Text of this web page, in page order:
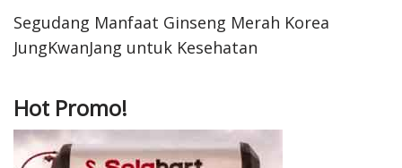
Segudang Manfaat Ginseng Merah Korea
JungKwanJang untuk Kesehatan
Hot Promo!